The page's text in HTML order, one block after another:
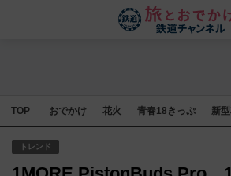
TOP おでかけ 花火 青春18きっぷ 新
トレンド